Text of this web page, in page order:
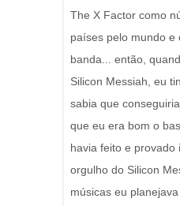
The X Factor como
países pelo mundo e
banda... então,
Silicon Messiah, eu
sabia que
que eu era bom o
havia feito e provado
orgulho do Silicon
músicas eu